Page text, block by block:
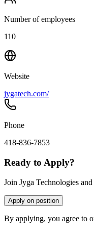
Number of employees
110
Website
jygatech.com/
Phone
418-836-7853
Ready to Apply?
Join Jyga Technologies
Apply on position
By applying, you agree to